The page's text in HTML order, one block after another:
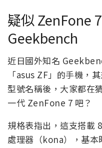
疑似 ZenFone
Geekbench
近日國外知名
「asus ZF」的手機，
型號名稱後，大家都在
一代 ZenFone 7 吧？
規格表指出，這支搭載
處理器（kona），基本